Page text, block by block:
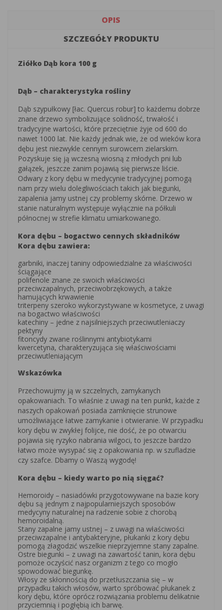
OPIS
SZCZEGÓŁY PRODUKTU
Ziółko Dąb kora 100 g
Dąb – charakterystyka rośliny
Dąb szypułkowy [łac. Quercus robur] to każdemu dobrze
znane drzewo symbolizujące solidność, trwałość i
tradycyjne wartości, które przeciętnie żyje od 600 do
nawet 1000 lat. Nie każdy jednak wie, że od wieków kora
dębu jest niezwykle cennym surowcem zielarskim.
Pozyskuje się ją wczesną wiosną z młodych pni lub
gałązek, jeszcze zanim pojawią się pierwsze liście.
Odwary z kory dębu w medycynie tradycyjnej pomogą
nam przy wielu dolegliwościach takich jak biegunki,
zapalenia jamy ustnej czy problemy skórne. Drzewo w
stanie naturalnym występuje wyłącznie na półkuli
północnej w strefie klimatu umiarkowanego.
Kora dębu – bogactwo cennych składników
Kora dębu zawiera:
garbniki, inaczej taniny odpowiedzialne za właściwości
ściągające
polifenole znane ze swoich właściwości
przeciwzapalnych, przeciwobrzękowych, a także
hamujących krwawienie
triterpeny szeroko wykorzystywane w kosmetyce, z uwagi
na bogactwo właściwości
katechiny – jedne z najsilniejszych przeciwutleniaczy
pektyny
fitoncydy zwane roślinnymi antybiotykami
kwercetyna, charakteryzująca się właściwościami
przeciwutleniającym
Wskazówka
Przechowujmy ją w szczelnych, zamykanych
opakowaniach. To właśnie z uwagi na ten punkt, każde z
naszych opakowań posiada zamknięcie strunowe
umożliwiające łatwe zamykanie i otwieranie. W przypadku
kory dębu w zwykłej folijce, nie dość, że po otwarciu
pojawia się ryzyko nabrania wilgoci, to jeszcze bardzo
łatwo może wysypać się z opakowania np. w szufladzie
czy szafce. Dbamy o Waszą wygodę!
Kora dębu – kiedy warto po nią sięgać?
Hemoroidy – nasiadówki przygotowywane na bazie kory
dębu są jednym z najpopularniejszych sposobów
medycyny naturalnej na radzenie sobie z chorobą
hemoroidalną.
Stany zapalne jamy ustnej – z uwagi na właściwości
przeciwzapalne i antybakteryjne, płukanki z kory dębu
pomogą złagodzić wszelkie nieprzyjemne stany zapalne.
Ostre biegunki – z uwagi na zawartość tanin, kora dębu
pomoże oczyścić nasz organizm z tego co mogło
spowodować biegunkę.
Włosy ze skłonnością do przetłuszczania się – w
przypadku takich włosów, warto spróbować płukanek z
kory dębu, które oprócz rozwiązania problemu delikatnie
przyciemnią i pogłębią ich barwę.